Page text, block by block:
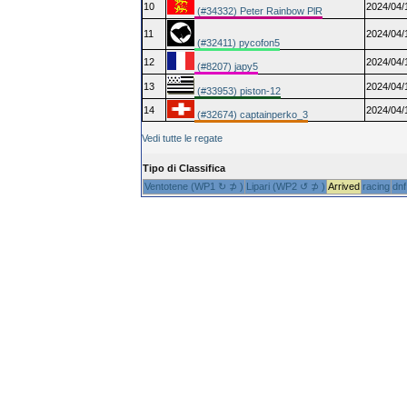
10 (#34332) Peter Rainbow PlR 2024/04/
11
(#32411) pycofon5
2024/04/
12 (#8207) japy5 2024/04/
13 (#33953) piston-12 2024/04/
14 (#32674) captainperko_3 2024/04/
Vedi tutte le regate
Tipo di Classifica
Ventotene (WP1 ↻ ⊅ )
Lipari (WP2 ↺ ⊅ ) Arrived racing dnf